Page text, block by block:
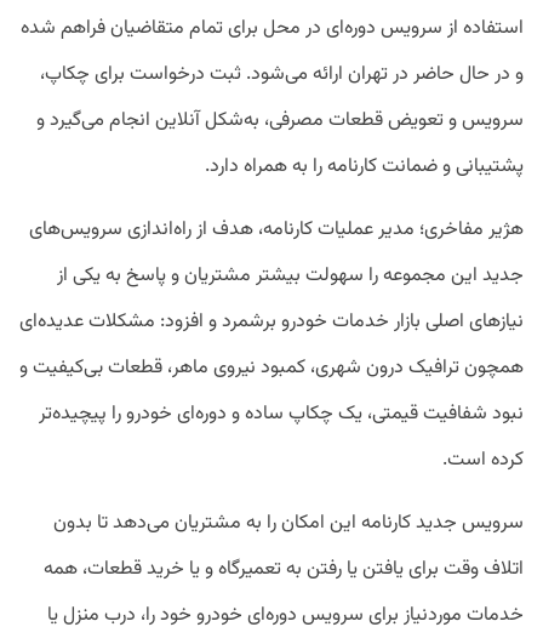
استفاده از سرویس دوره‌ای در محل برای تمام متقاضیان فراهم شده
و در حال حاضر در تهران ارائه می‌شود. ثبت درخواست برای چکاپ،
سرویس و تعویض قطعات مصرفی، به‌شکل آنلاین انجام می‌گیرد و
پشتیبانی و ضمانت کارنامه را به همراه دارد.
هژیر مفاخری؛ مدیر عملیات کارنامه، هدف از راه‌اندازی سرویس‌های
جدید این مجموعه را سهولت بیشتر مشتریان و پاسخ به یکی از
نیازهای اصلی بازار خدمات خودرو برشمرد و افزود: مشکلات عدیده‌ای
همچون ترافیک درون شهری، کمبود نیروی ماهر، قطعات بی‌کیفیت و
نبود شفافیت قیمتی، یک چکاپ ساده و دوره‌ای خودرو را پیچیده‌تر
کرده است.
سرویس جدید کارنامه این امکان را به مشتریان می‌دهد تا بدون
اتلاف وقت برای یافتن یا رفتن به تعمیرگاه و یا خرید قطعات، همه
خدمات موردنیاز برای سرویس‌ دوره‌ای خودرو خود را، درب منزل یا